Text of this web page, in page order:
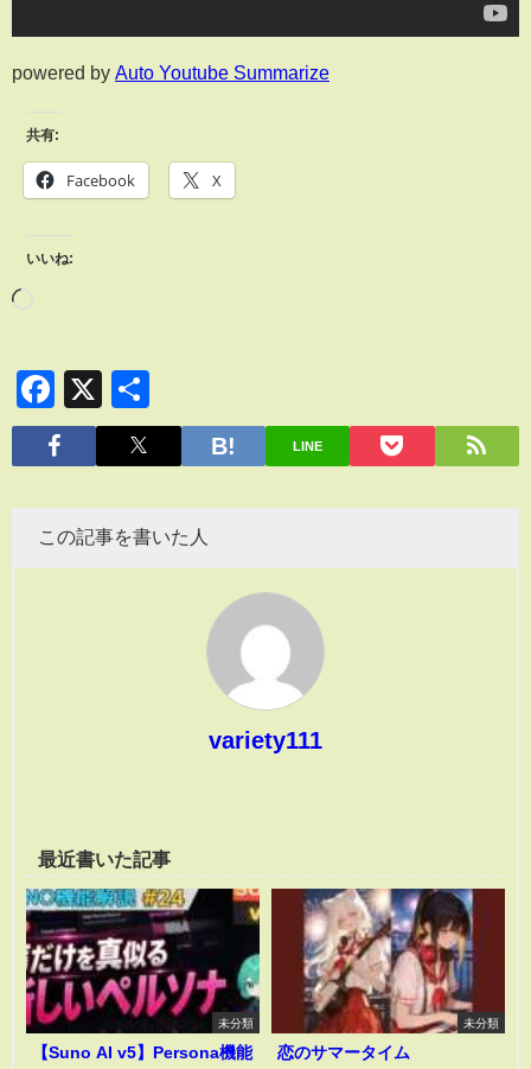
powered by Auto Youtube Summarize
共有:
Facebook X
いいね:
Facebook
X
有
LINE
この記事を書いた人
variety111
最近書いた記事
未分類
【Suno AI v5】Persona機能
未分類
恋のサマータイム